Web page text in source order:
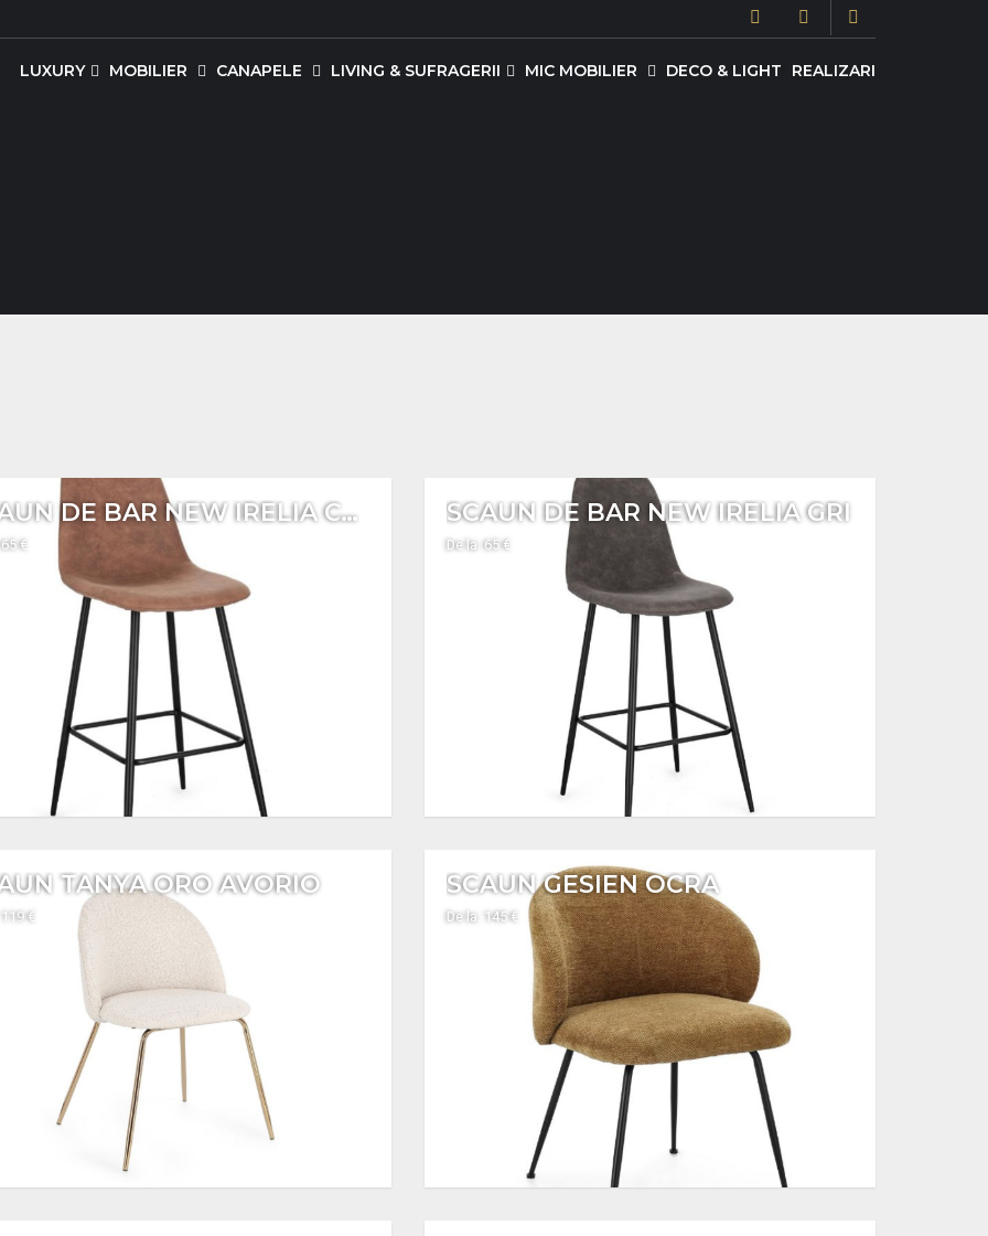
LUXURY MOBILIER CANAPELE LIVING & SUFRAGERII MIC MOBILIER DECO & LIGHT REALIZARI
SCAUN DE BAR NEW IRELIA CONIAC
€
SCAUN DE BAR NEW IRELIA GRI
De la: 65 €
TANYA ORO AVORIO
€
SCAUN GESIEN OCRA
De la: 145 €